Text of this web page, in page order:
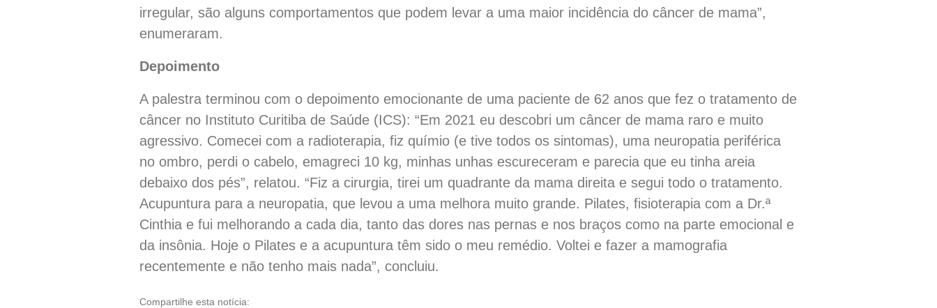
irregular, são alguns comportamentos que podem levar a uma maior incidência do câncer de mama”,
enumeraram.
Depoimento
A palestra terminou com o depoimento emocionante de uma paciente de 62 anos que fez o tratamento de
câncer no Instituto Curitiba de Saúde (ICS): “Em 2021 eu descobri um câncer de mama raro e muito
agressivo. Comecei com a radioterapia, fiz químio (e tive todos os sintomas), uma neuropatia periférica
no ombro, perdi o cabelo, emagreci 10 kg, minhas unhas escureceram e parecia que eu tinha areia
debaixo dos pés”, relatou. “Fiz a cirurgia, tirei um quadrante da mama direita e segui todo o tratamento.
Acupuntura para a neuropatia, que levou a uma melhora muito grande. Pilates, fisioterapia com a Dr.ª
Cinthia e fui melhorando a cada dia, tanto das dores nas pernas e nos braços como na parte emocional e
da insônia. Hoje o Pilates e a acupuntura têm sido o meu remédio. Voltei e fazer a mamografia
recentemente e não tenho mais nada”, concluiu.
Compartilhe esta notícia: